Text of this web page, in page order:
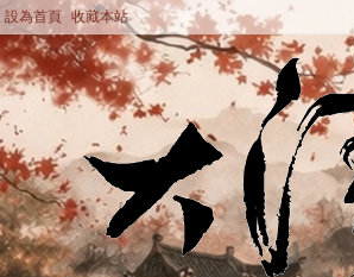
設為首頁 收藏本站